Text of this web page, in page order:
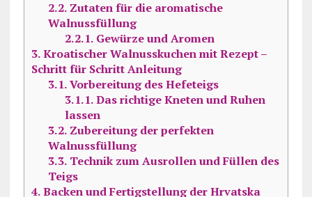
2.2.Zutaten für die aromatische
Walnussfüllung
2.2.1. Gewürze und Aromen
3.Kroatischer Walnusskuchen mit Rezept –
Schritt für Schritt Anleitung
3.1.Vorbereitung des Hefeteigs
3.1.1.Das richtige Kneten und Ruhen
lassen
3.2.Zubereitung der perfekten
Walnussfüllung
3.3.Technik zum Ausrollen und Füllen des
Teigs
4.Backen und Fertigstellung der Hrvatska